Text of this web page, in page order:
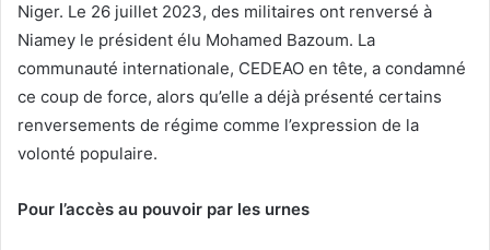
Niger. Le 26 juillet 2023, des militaires ont renversé à
Niamey le président élu Mohamed Bazoum. La
communauté internationale, CEDEAO en tête, a condamné
ce coup de force, alors qu’elle a déjà présenté certains
renversements de régime comme l’expression de la
volonté populaire.
Pour l’accès au pouvoir par les urnes